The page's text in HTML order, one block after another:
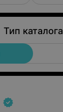
Тип каталога